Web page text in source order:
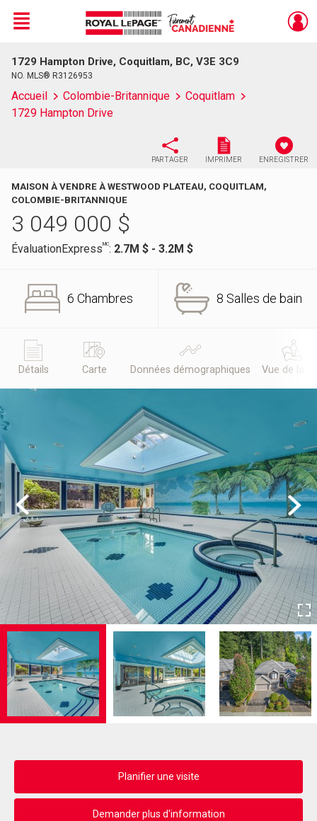
Live
En Direct
Menu
1729 Hampton Drive, Coquitlam, BC, V3E 3C9
NO. MLS® R3126953
Accueil Colombie-Britannique
Coquitlam
1729 Hampton Drive
PARTAGER IMPRIMER ENREGISTRER
MAISON À VENDRE À WESTWOOD PLATEAU, COQUITLAM,
COLOMBIE-BRITANNIQUE
3 049 000 $
ÉvaluationExpressMC: 2.7M $ - 3.2M $
6 Chambres 8 Salles de bain
Détails Carte Données démographiques Vue de la
Previous Next
Planifier une visite
Demander plus d'information